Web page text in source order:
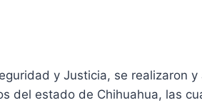
y Justicia, se realizaron y
del estado de Chihuahua, las